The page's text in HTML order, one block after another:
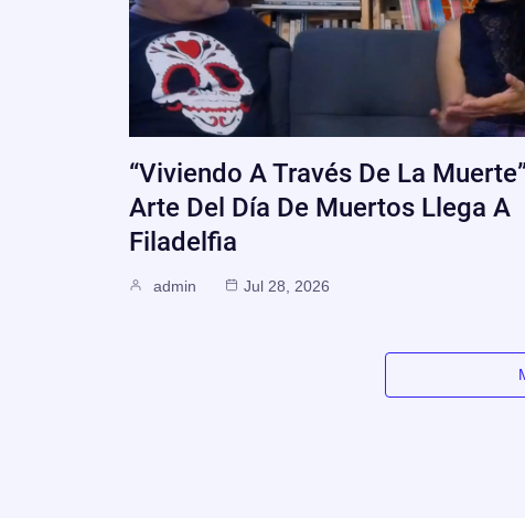
“Viviendo A Través De La
Arte Del Día De Muertos Llega A
Filadelfia
admin Jul 28, 2026